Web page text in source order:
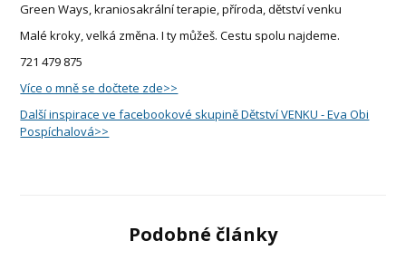
Green Ways, kraniosakrální terapie, příroda, dětství venku
Malé kroky, velká změna. I ty můžeš. Cestu spolu najdeme.
721 479 875
Více o mně se dočtete zde>>
Další inspirace ve facebookové skupině Dětství VENKU - Eva Obi
Pospíchalová>>
Podobné články